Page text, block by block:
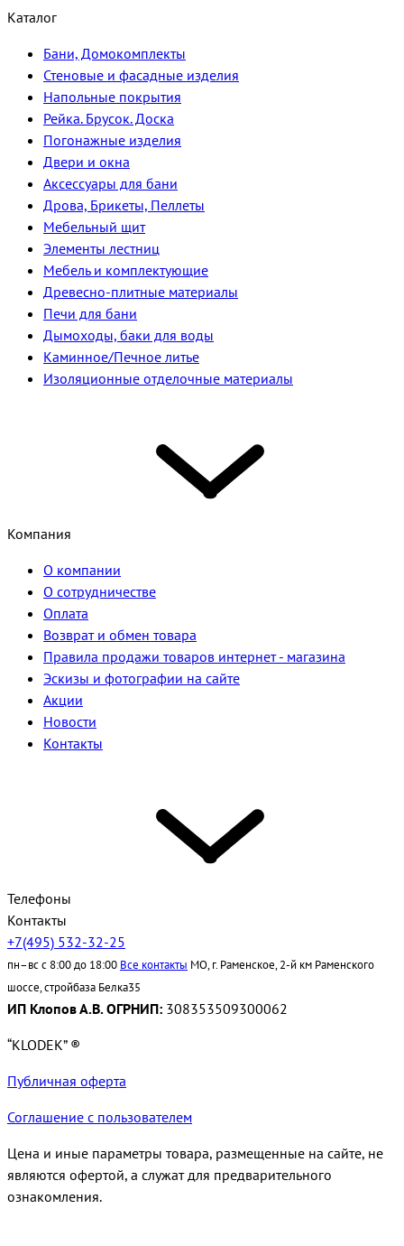
Каталог
Бани, Домокомплекты
Стеновые и фасадные изделия
Напольные покрытия
Рейка. Брусок. Доска
Погонажные изделия
Двери и окна
Аксессуары для бани
Дрова, Брикеты, Пеллеты
Мебельный щит
Элементы лестниц
Мебель и комплектующие
Древесно-плитные материалы
Печи для бани
Дымоходы, баки для воды
Каминное/Печное литье
Изоляционные отделочные материалы
Компания
О компании
О сотрудничестве
Оплата
Возврат и обмен товара
Правила продажи товаров интернет - магазина
Эскизы и фотографии на сайте
Акции
Новости
Контакты
Телефоны
Контакты
+7(495) 532-32-25
пн–вс с 8:00 до 18:00 Все контакты МО, г. Раменское, 2-й км Раменского
шоссе, стройбаза Белка35
ИП Клопов А.В. ОГРНИП: 308353509300062
“KLODEK” ®
Публичная оферта
Соглашение с пользователем
Цена и иные параметры товара, размещенные на сайте, не
являются офертой, а служат для предварительного
ознакомления.